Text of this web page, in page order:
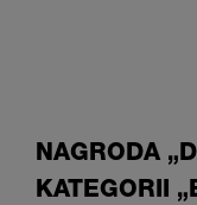
NAGRODA
KATEGORII